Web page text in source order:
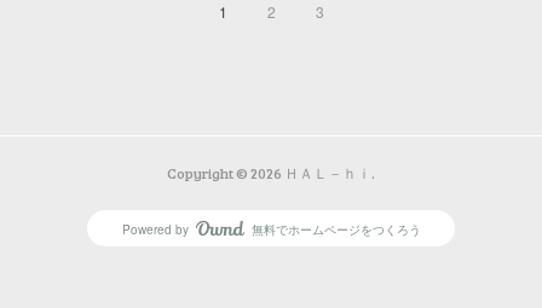
1 2 3
Copyright ©2026 ＨＡＬ－ｈｉ .
Powered by AmebaOwnd
無料でホームページをつくろう